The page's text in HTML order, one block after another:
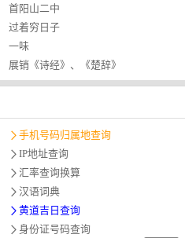
首阳山二中
过着穷日子
一味
展销《诗经》、《楚辞》
手机号码归属地查询
IP地址查询
汇率查询换算
汉语词典
黄道吉日查询
身份证号码查询